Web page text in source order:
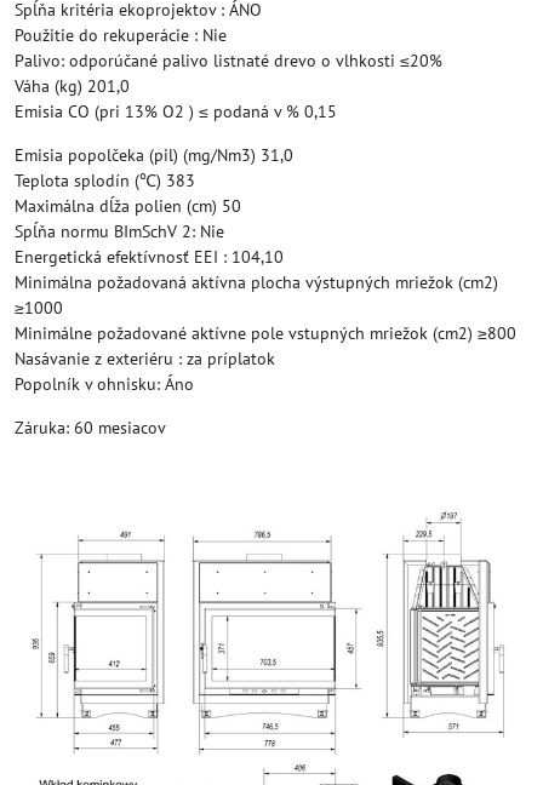
Spĺňa kritéria ekoprojektov : ÁNO
Použitie do rekuperácie : Nie
Palivo: odporúčané palivo listnaté drevo o vlhkosti ≤20%
Váha (kg) 201,0
Emisia CO (pri 13% O2 ) ≤ podaná v % 0,15
Emisia popolčeka (pil) (mg/Nm3) 31,0
Teplota splodín (℃) 383
Maximálna dĺža polien (cm) 50
Spĺňa normu BImSchV 2: Nie
Energetická efektívnosť EEI : 104,10
Minimálna požadovaná aktívna plocha výstupných mriežok (cm2)
≥1000
Minimálne požadované aktívne pole vstupných mriežok (cm2) ≥800
Nasávanie z exteriéru : za príplatok
Popolník v ohnisku: Áno
Záruka: 60 mesiacov